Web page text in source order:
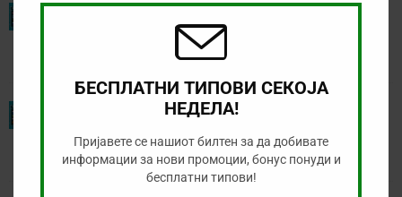
ЕУРО 2020: Група Б – очекувања,
коефициенти, предлози за
ЕУРО 2020: Група Ц – очекувања,
коефициенти, предлози за
обложување
БЕСПЛАТНИ ТИПОВИ СЕКОЈА
НЕДЕЛА!
Пријавете се нашиот билтен за да добивате
информации за нови промоции, бонус понуди и
бесплатни типови!